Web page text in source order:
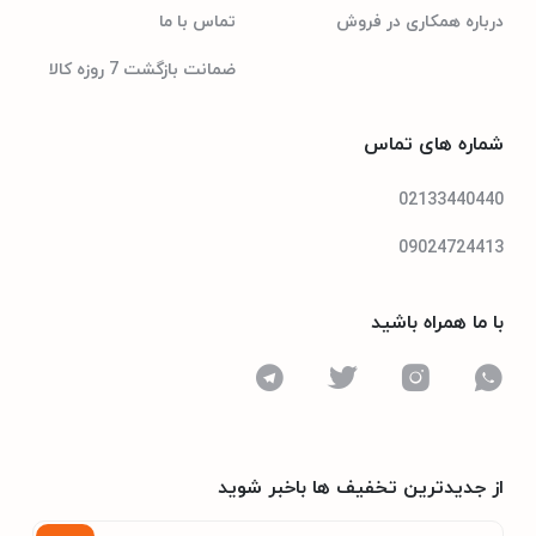
برند
ارتفاع
رنگ سفید
درباره همکاری در فروش تماس با ما
ضمانت بازگشت 7 روزه کالا
شماره های تماس
02133440440
09024724413
با ما همراه باشید
از جدیدترین تخفیف ها باخبر شوید